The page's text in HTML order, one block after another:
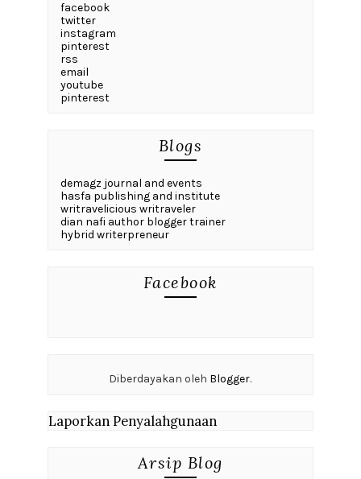
facebook
twitter
instagram
pinterest
rss
email
youtube
pinterest
Blogs
demagz journal and events
hasfa publishing and institute
writravelicious writraveler
dian nafi author blogger trainer
hybrid writerpreneur
Facebook
Diberdayakan oleh Blogger.
Laporkan Penyalahgunaan
Arsip Blog